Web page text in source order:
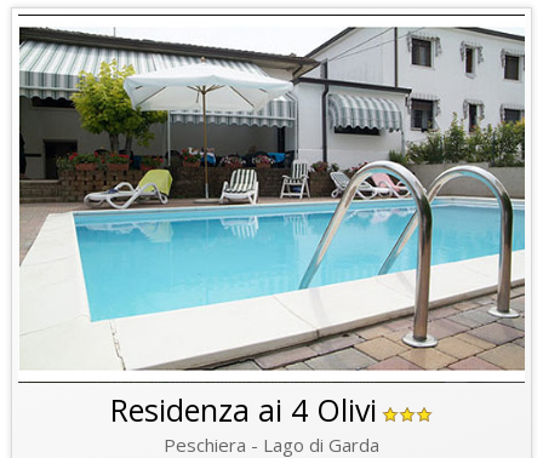
Residenza ai 4 Olivi
Peschiera - Lago di Garda